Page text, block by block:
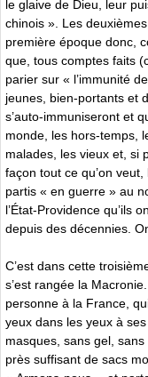
le glaive de Dieu, leur
chinois ». Les
première époque donc,
que, tous comptes faits
parier sur « l’immunité
jeunes, bien-portants et
s’auto-immuniseront et
monde, les hors-temps,
malades, les vieux et, si
façon tout ce qu’on
partis « en guerre » au
l’État-Providence qu’ils
depuis des décennies.
C’est dans cette
s’est rangée la
personne à la France,
yeux dans les yeux à
masques, sans gel,
près suffisant de sacs